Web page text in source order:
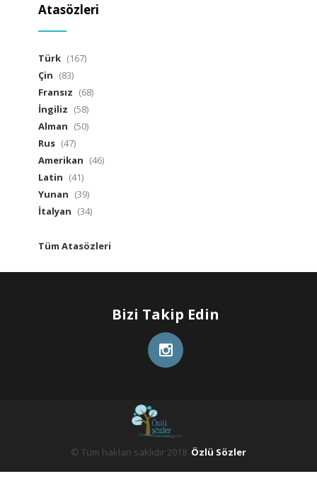
Atasözleri
Türk (167)
Çin (83)
Fransız (68)
İngiliz (58)
Alman (50)
Rus (47)
Amerikan (46)
Latin (41)
Yunan (39)
İtalyan (34)
Tüm Atasözleri
Bizi Takip Edin
© Tüm hakları saklıdır 2018 Özlü Sözler